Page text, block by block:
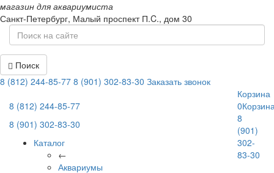
магазин для аквариумиста
Санкт-Петербург, Малый проспект П.C., дом 30
Поиск
8 (812) 244-85-77 8 (901) 302-83-30 Заказать звонок
8 (812) 244-85-77
8 (901) 302-83-30
Каталог
←
Аквариумы
Корзина
0
8
(901)
302-
83-30